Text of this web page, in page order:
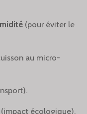
(pour éviter le
au micro-
(impact écologique).